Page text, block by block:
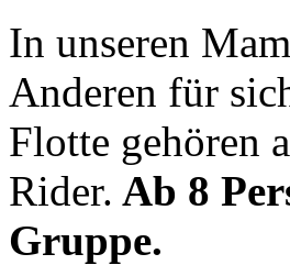
In unseren
Anderen für
Flotte gehören
Rider. Ab 8
Gruppe.